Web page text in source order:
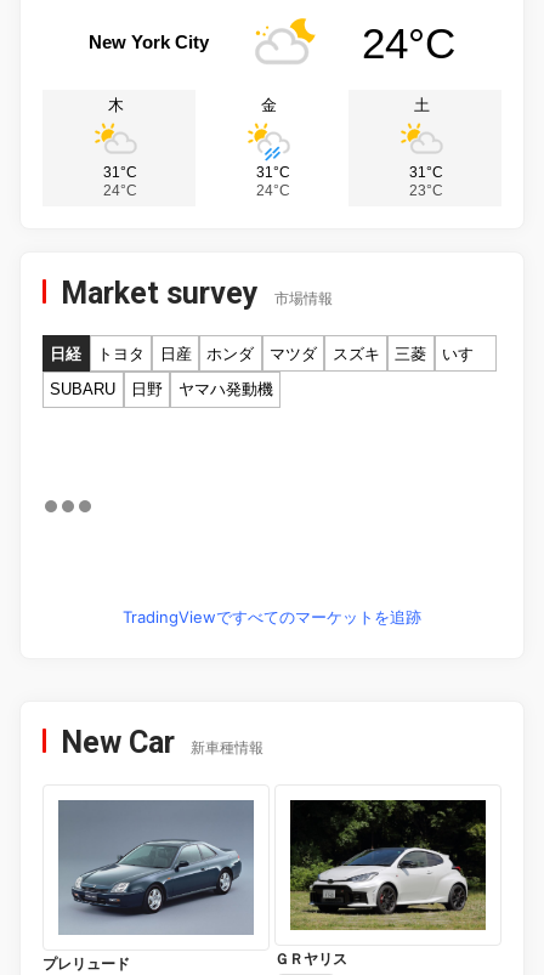
New York City 24°C
木
31°C
24°C
金
31°C
24°C
土
31°C
23°C
Market survey 市場情報
日経 トヨタ 日産 ホンダ マツダ スズキ 三菱
いすゞ
SUBARU
日野 ヤマハ発動機
TradingViewですべてのマーケットを追跡
New Car 新車種情報
プレリュード ＧＲヤリス